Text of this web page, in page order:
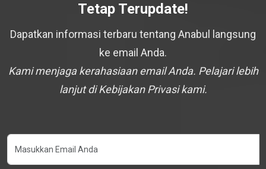
Tetap Terupdate!
Dapatkan informasi terbaru tentang Anabul langsung
ke email Anda.
Kami menjaga kerahasiaan email Anda. Pelajari lebih
lanjut di Kebijakan Privasi kami.